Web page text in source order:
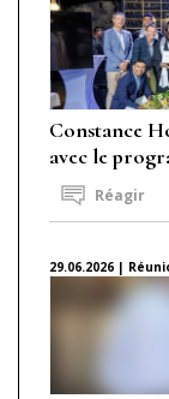
Constance
avec le
Réagir
29.06.2026 |